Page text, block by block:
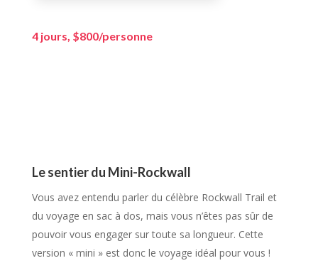
4 jours, $800/personne
Le sentier du Mini-Rockwall
Vous avez entendu parler du célèbre Rockwall Trail et
du voyage en sac à dos, mais vous n’êtes pas sûr de
pouvoir vous engager sur toute sa longueur. Cette
version « mini » est donc le voyage idéal pour vous !